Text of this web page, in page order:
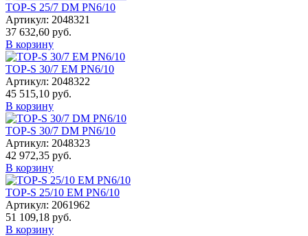
TOP-S 25/7 DM PN6/10
Артикул: 2048321
37 632,60 руб.
В корзину
TOP-S 30/7 EM PN6/10
Артикул: 2048322
45 515,10 руб.
В корзину
TOP-S 30/7 DM PN6/10
Артикул: 2048323
42 972,35 руб.
В корзину
TOP-S 25/10 EM PN6/10
Артикул: 2061962
51 109,18 руб.
В корзину